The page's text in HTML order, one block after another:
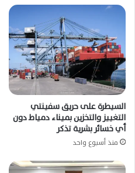
السيطرة على حريق سفينتي
التغييز والتخزين بميناء دمياط دون
أي خسائر بشرية تذكر
منذ أسبوع واحد